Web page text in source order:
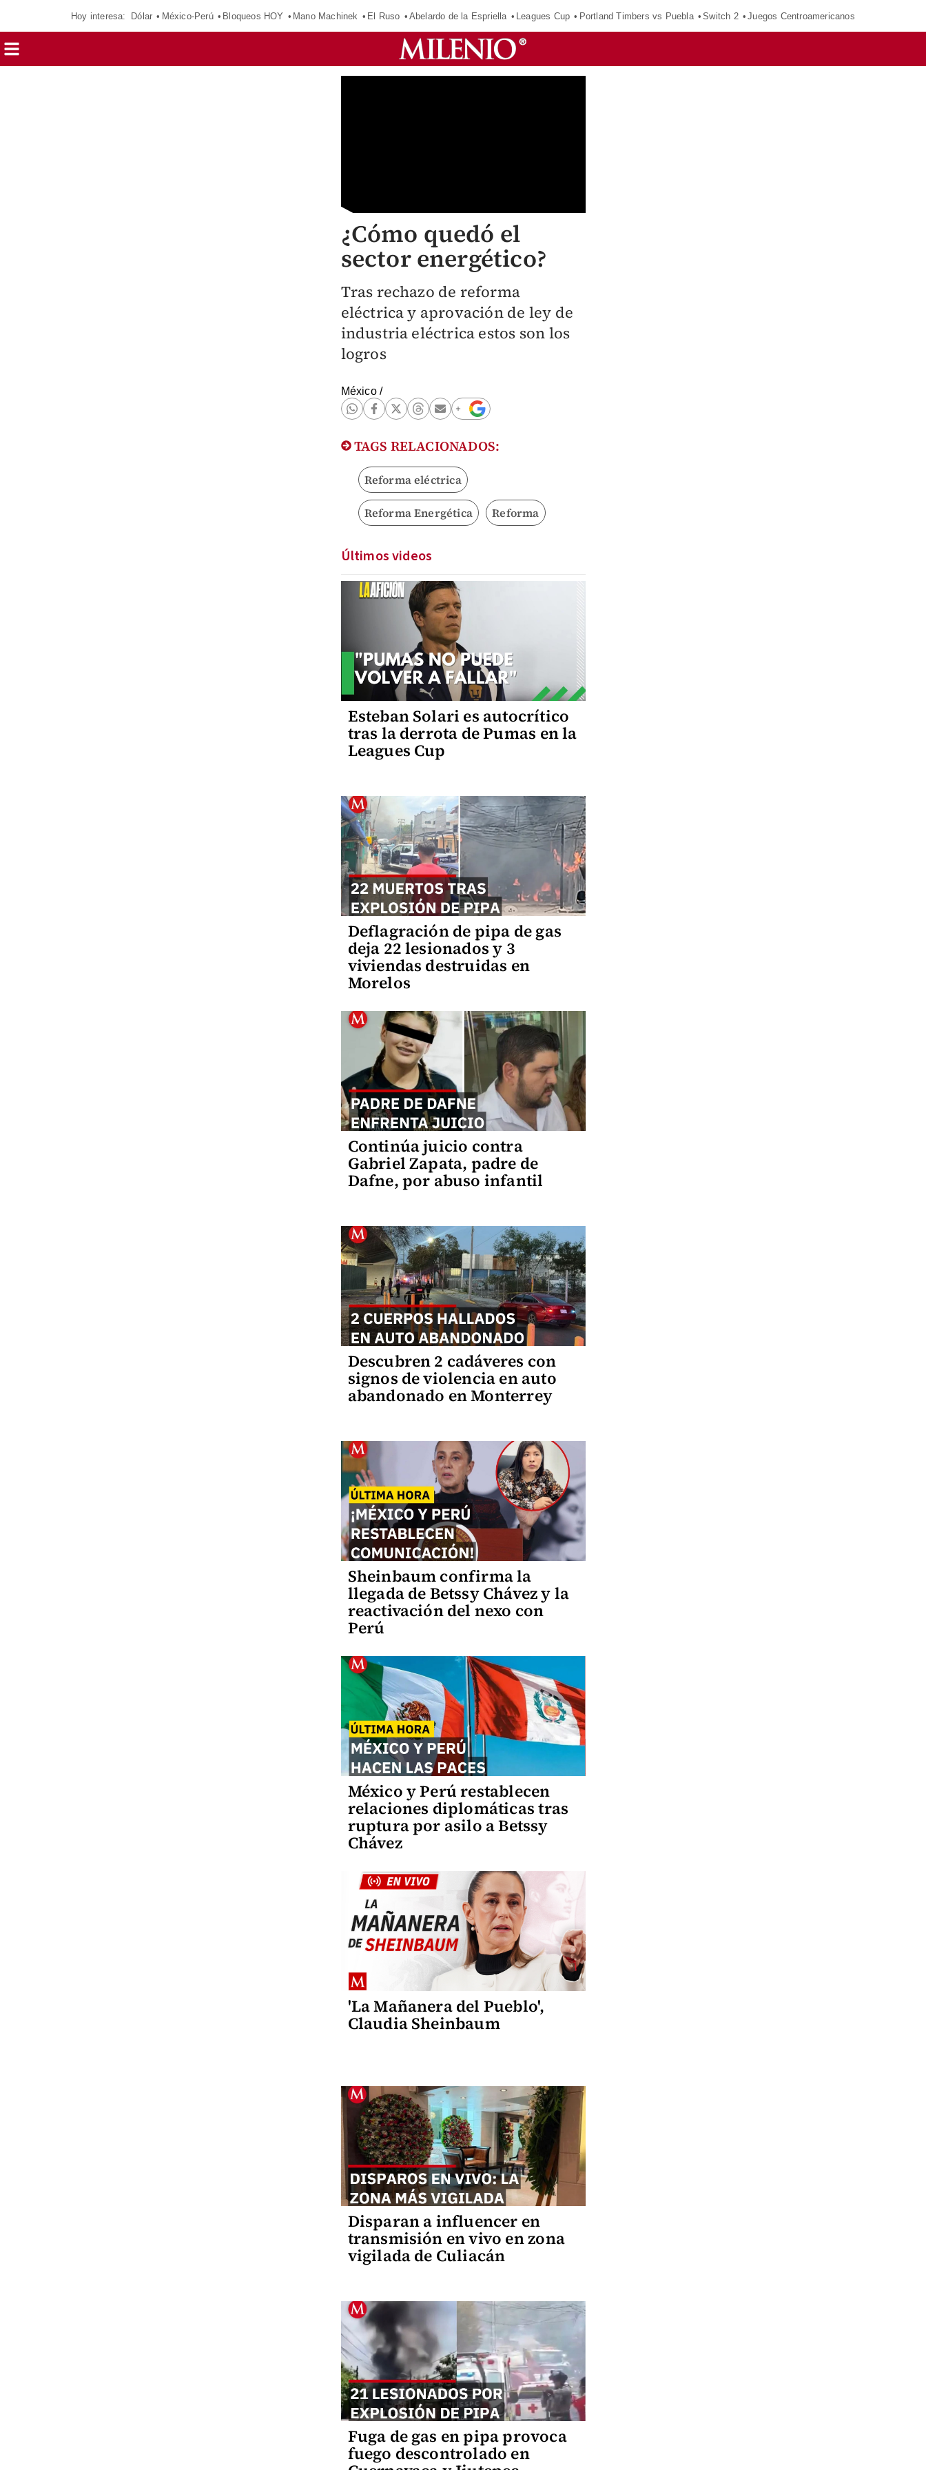
Hoy interesa: Dólar México-Perú Bloqueos HOY Mano Machinek El Ruso Abelardo de la Espriella Leagues Cup Portland Timbers vs Puebla Switch 2 Juegos Centroamericanos
¿Cómo quedó el
sector energético?
Tras rechazo de reforma
eléctrica y aprovación de ley de
industria eléctrica estos son los
logros
México/
TAGS RELACIONADOS:
Reforma eléctrica
Reforma Energética Reforma
Últimos videos
Esteban Solari es autocrítico
tras la derrota de Pumas en la
Leagues Cup
Deflagración de pipa de gas
deja 22 lesionados y 3
viviendas destruidas en
Morelos
Continúa juicio contra
Gabriel Zapata, padre de
Dafne, por abuso infantil
Descubren 2 cadáveres con
signos de violencia en auto
abandonado en Monterrey
Sheinbaum confirma la
llegada de Betssy Chávez y la
reactivación del nexo con
Perú
México y Perú restablecen
relaciones diplomáticas tras
ruptura por asilo a Betssy
Chávez
'La Mañanera del Pueblo',
Claudia Sheinbaum
Disparan a influencer en
transmisión en vivo en zona
vigilada de Culiacán
Fuga de gas en pipa provoca
fuego descontrolado en